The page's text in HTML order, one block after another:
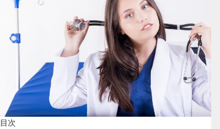
目次